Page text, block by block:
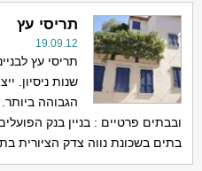
תריסי עץ
19.09.12
שנות ניסיון.
הגבוהה ביותר.
ובבתים פרטיים : בניין בנק
בתים בשכונת נווה צדק הציורית